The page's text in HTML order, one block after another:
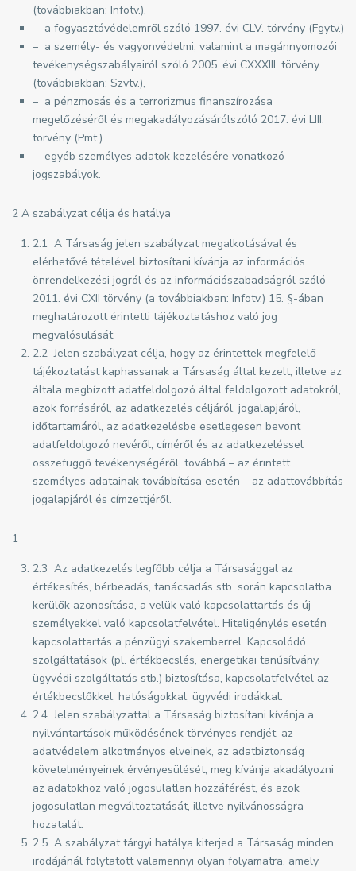
(továbbiakban: Infotv.),
– a fogyasztóvédelemről szóló 1997. évi CLV. törvény (Fgytv.)
– a személy- és vagyonvédelmi, valamint a magánnyomozói
tevékenységszabályairól szóló 2005. évi CXXXIII. törvény
(továbbiakban: Szvtv.),
– a pénzmosás és a terrorizmus finanszírozása
megelőzéséről és megakadályozásárólszóló 2017. évi LIII.
törvény (Pmt.)
– egyéb személyes adatok kezelésére vonatkozó
jogszabályok.
2 A szabályzat célja és hatálya
2.1 A Társaság jelen szabályzat megalkotásával és
elérhetővé tételével biztosítani kívánja az információs
önrendelkezési jogról és az információszabadságról szóló
2011. évi CXII törvény (a továbbiakban: Infotv.) 15. §-ában
meghatározott érintetti tájékoztatáshoz való jog
megvalósulását.
2.2 Jelen szabályzat célja, hogy az érintettek megfelelő
tájékoztatást kaphassanak a Társaság által kezelt, illetve az
általa megbízott adatfeldolgozó által feldolgozott adatokról,
azok forrásáról, az adatkezelés céljáról, jogalapjáról,
időtartamáról, az adatkezelésbe esetlegesen bevont
adatfeldolgozó nevéről, címéről és az adatkezeléssel
összefüggő tevékenységéről, továbbá – az érintett
személyes adatainak továbbítása esetén – az adattovábbítás
jogalapjáról és címzettjéről.
1
2.3 Az adatkezelés legfőbb célja a Társasággal az
értékesítés, bérbeadás, tanácsadás stb. során kapcsolatba
kerülők azonosítása, a velük való kapcsolattartás és új
személyekkel való kapcsolatfelvétel. Hiteligénylés esetén
kapcsolattartás a pénzügyi szakemberrel. Kapcsolódó
szolgáltatások (pl. értékbecslés, energetikai tanúsítvány,
ügyvédi szolgáltatás stb.) biztosítása, kapcsolatfelvétel az
értékbecslőkkel, hatóságokkal, ügyvédi irodákkal.
2.4 Jelen szabályzattal a Társaság biztosítani kívánja a
nyilvántartások működésének törvényes rendjét, az
adatvédelem alkotmányos elveinek, az adatbiztonság
követelményeinek érvényesülését, meg kívánja akadályozni
az adatokhoz való jogosulatlan hozzáférést, és azok
jogosulatlan megváltoztatását, illetve nyilvánosságra
hozatalát.
2.5 A szabályzat tárgyi hatálya kiterjed a Társaság minden
irodájánál folytatott valamennyi olyan folyamatra, amely